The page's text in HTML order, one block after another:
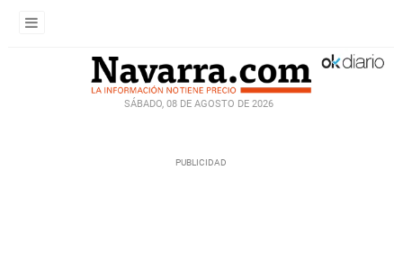
SÁBADO, 08 DE AGOSTO DE 2026